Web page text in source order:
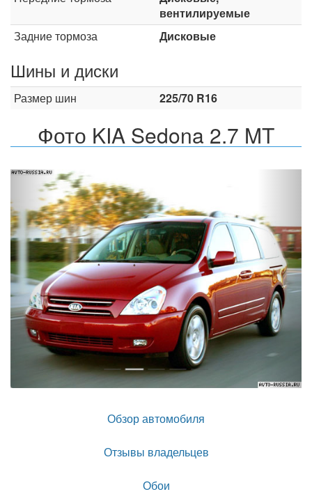
вентилируемые
Задние тормоза
Дисковые
Шины и диски
Размер шин 225/70 R16
Фото KIA Sedona 2.7 MT
Назад
Обзор автомобиля
Отзывы владельцев
Обои